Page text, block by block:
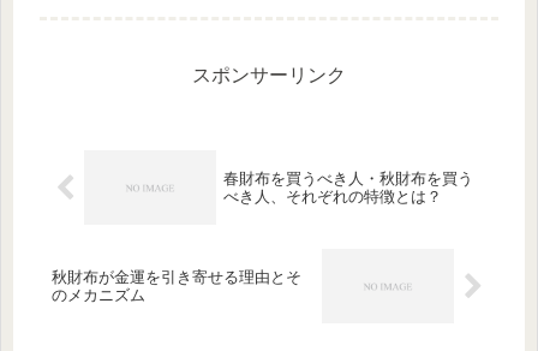
スポンサーリンク
春財布を買うべき人・秋財布を買う
べき人、それぞれの特徴とは？
秋財布が金運を引き寄せる理由とそ
のメカニズム